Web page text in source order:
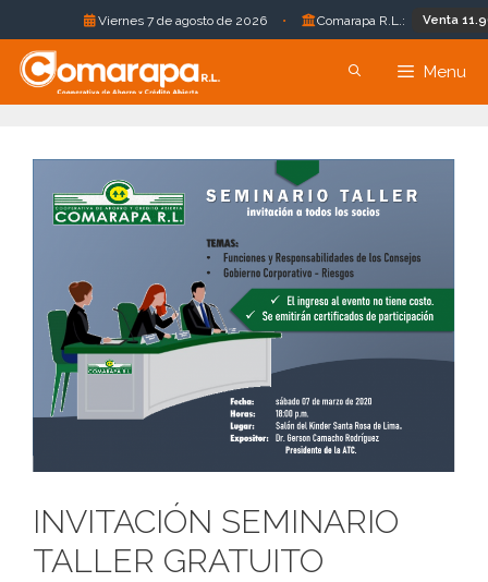
Viernes 7 de agosto de 2026 • Comarapa R.L.: Venta 11.96
Saltar
contenido
Menu
INVITACIÓN SEMINARIO
TALLER GRATUITO